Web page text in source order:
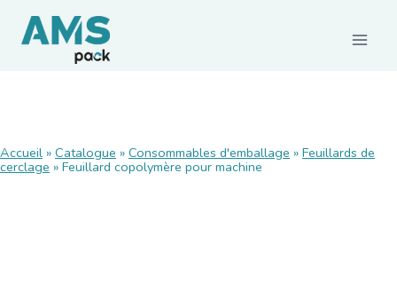
Accueil » Catalogue » Consommables d'emballage » Feuillards de
cerclage » Feuillard copolymère pour machine
Films et palettisation